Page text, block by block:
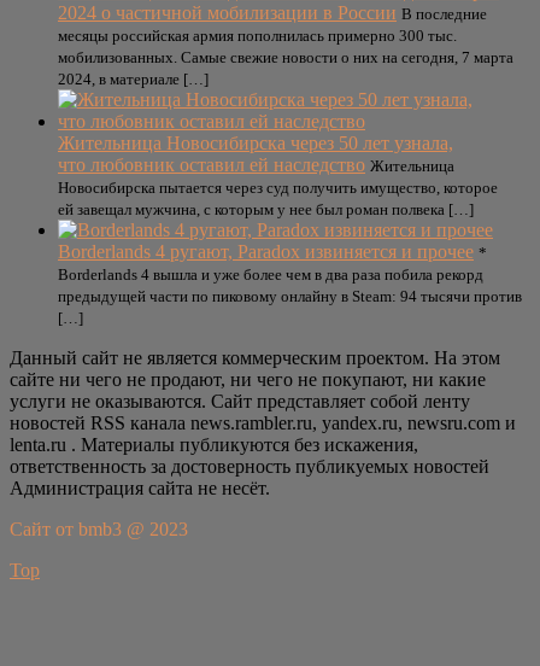
2024 о частичной мобилизации в России В последние
месяцы российская армия пополнилась примерно 300 тыс.
мобилизованных. Самые свежие новости о них на сегодня, 7 марта
2024, в материале […]
Жительница Новосибирска через 50 лет узнала,
что любовник оставил ей наследство Жительница
Новосибирска пытается через суд получить имущество, которое
ей завещал мужчина, с которым у нее был роман полвека […]
Borderlands 4 ругают, Paradox извиняется и прочее *
Borderlands 4 вышла и уже более чем в два раза побила рекорд
предыдущей части по пиковому онлайну в Steam: 94 тысячи против
[…]
Данный сайт не является коммерческим проектом. На этом
сайте ни чего не продают, ни чего не покупают, ни какие
услуги не оказываются. Сайт представляет собой ленту
новостей RSS канала news.rambler.ru, yandex.ru, newsru.com и
lenta.ru . Материалы публикуются без искажения,
ответственность за достоверность публикуемых новостей
Администрация сайта не несёт.
Сайт от bmb3 @ 2023
Top